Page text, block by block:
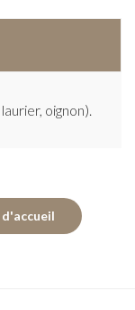
oignon).